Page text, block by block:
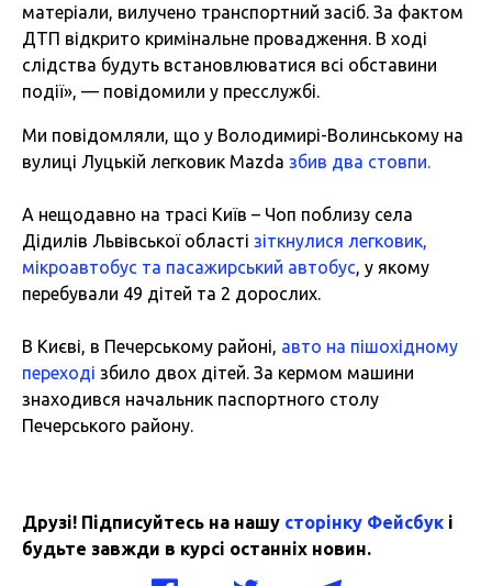
матеріали, вилучено транспортний засіб. За фактом
ДТП відкрито кримінальне провадження. В ході
слідства будуть встановлюватися всі обставини
події», — повідомили у пресслужбі.
Ми повідомляли, що у Володимирі-Волинському на
вулиці Луцькій легковик Mazda збив два стовпи.
А нещодавно на трасі Київ – Чоп поблизу села
Дідилів Львівської області зіткнулися легковик,
мікроавтобус та пасажирський автобус, у якому
перебували 49 дітей та 2 дорослих.
В Києві, в Печерському районі, авто на пішохідному
переході збило двох дітей. За кермом машини
знаходився начальник паспортного столу
Печерського району.
Друзі! Підписуйтесь на нашу сторінку Фейсбук і
будьте завжди в курсі останніх новин.